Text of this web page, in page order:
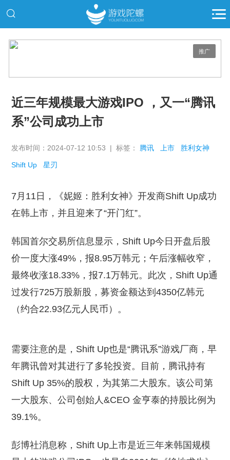
推广
近三年规模最大游戏IPO ，又一“腾讯
系”公司成功上市
发布时间：2024-07-12 10:53 | 标签： 腾讯 上市 胜利女神
Shift Up 星刃
7月11日，《妮姬：胜利女神》开发商Shift Up成功
在韩上市，并且迎来了“开门红”。
韩国首尔交易所信息显示，Shift Up今日开盘后股
价一度大涨49%，报8.95万韩元；午后涨幅收窄，
最终收涨18.33%，报7.1万韩元。此次，Shift Up通
过发行725万股新股，募资金额达到4350亿韩元
（约合22.93亿元人民币）。
需要注意的是，Shift Up也是“腾讯系”游戏厂商，早
年腾讯曾对其进行了多轮投资。目前，腾讯持有
Shift Up 35%的股权，为其第二大股东。该公司第
一大股东、公司创始人&CEO 金亨泰的持股比例为
39.1%。
彭博社消息称，Shift Up上市是近三年来韩国规模